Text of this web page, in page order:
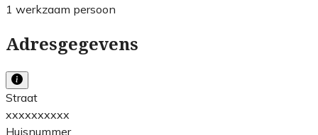
1 werkzaam persoon
Adresgegevens
Straat
xxxxxxxxxx
Huisnummer